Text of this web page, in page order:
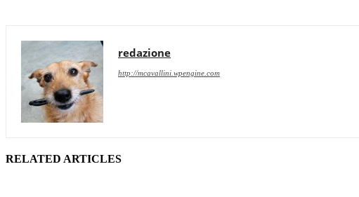
redazione
http://mcavallini.wpengine.com
RELATED ARTICLES